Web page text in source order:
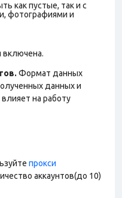
как пустые, так и с
фотографиями и
включена.
Формат данных
данных и
на работу
прокси
аккаунтов(до 10)